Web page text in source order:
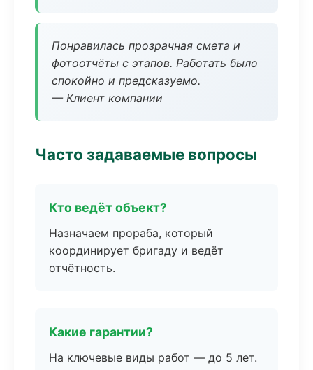
Понравилась прозрачная смета и
фотоотчёты с этапов. Работать было
спокойно и предсказуемо.
— Клиент компании
Часто задаваемые вопросы
Кто ведёт объект?
Назначаем прораба, который
координирует бригаду и ведёт
отчётность.
Какие гарантии?
На ключевые виды работ — до 5 лет.